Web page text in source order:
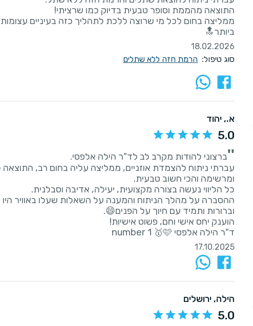
ממליצה בחום לכל מי שרוצה ללכת לתהליך כזה בעיניים
ביותר🔝
18.02.2026
סוג טיפול: הרמת חזה ללא שתלים
א., יהוד
5.0
''
עברתי ניתוח להצמדת אוזניים, ממליצה עליה בחום רב, התוצאה
ההסברה על מהלך הניתוח והמענה על השאלות שעלו באוויר
ד"ר הילה אלפסי number 1 🥇🩷
17.10.2025
הילה, ירושלים
5.0